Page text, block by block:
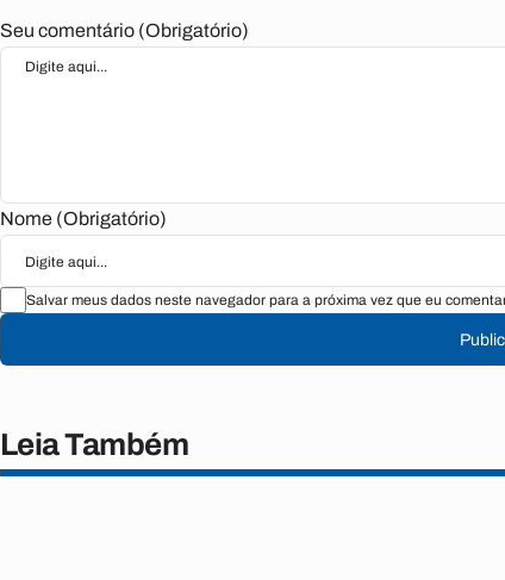
Seu comentário (Obrigatório)
Nome (Obrigatório)
Salvar meus dados neste navegador para a próxima vez que eu
Leia Também